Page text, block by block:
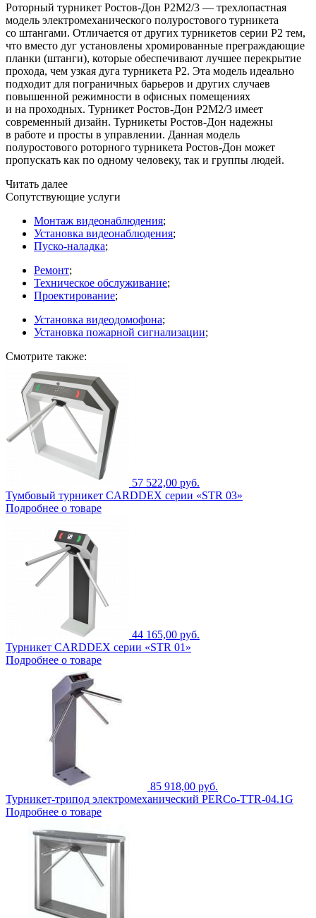
Роторный турникет Ростов-Дон Р2М2/3 — трехлопастная
модель электромеханического полуростового турникета
со штангами. Отличается от других турникетов серии Р2 тем,
что вместо дуг установлены хромированные преграждающие
планки (штанги), которые обеспечивают лучшее перекрытие
прохода, чем узкая дуга турникета Р2. Эта модель идеально
подходит для пограничных барьеров и других случаев
повышенной режимности в офисных помещениях
и на проходных. Турникет Ростов-Дон Р2М2/3 имеет
современный дизайн. Турникеты Ростов-Дон надежны
в работе и просты в управлении. Данная модель
полуростового роторного турникета Ростов-Дон может
пропускать как по одному человеку, так и группы людей.
Читать далее
Сопутствующие услуги
Монтаж видеонаблюдения;
Установка видеонаблюдения;
Пуско-наладка;
Ремонт;
Техническое обслуживание;
Проектирование;
Установка видеодомофона;
Установка пожарной сигнализации;
Смотрите также:
57 522,00 руб.
Тумбовый турникет CARDDEX серии «STR 03»
Подробнее о товаре
44 165,00 руб.
Турникет CARDDEX серии «STR 01»
Подробнее о товаре
85 918,00 руб.
Турникет-трипод электромеханический PERCo-TTR-04.1G
Подробнее о товаре